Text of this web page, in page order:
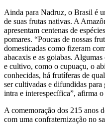
Ainda para Nadruz, o Brasil é
de suas frutas nativas. A
apresentam centenas de
pomares. “Poucas de nossas
domesticadas como fizeram
abacaxis e as goiabas.
e cultivo, como o cupuaçu, o
conhecidas, há frutíferas de
ser cultivadas e difundidas
intra e interespecífica”, afirma o
A comemoração dos 215 anos
com uma confraternização no